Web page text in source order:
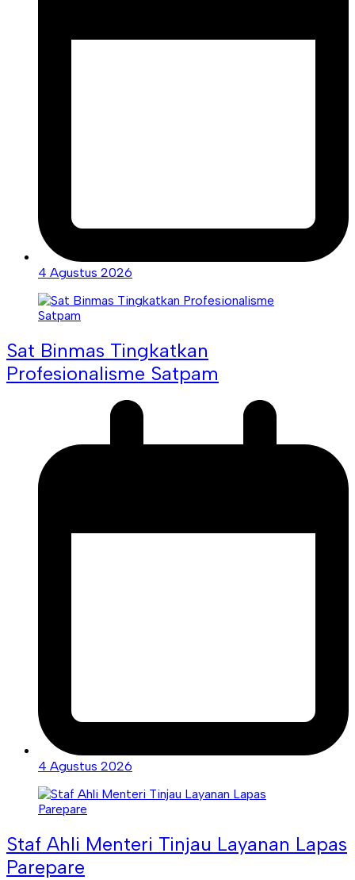
4 Agustus 2026
Sat Binmas Tingkatkan
Profesionalisme Satpam
4 Agustus 2026
Staf Ahli Menteri Tinjau Layanan Lapas
Parepare